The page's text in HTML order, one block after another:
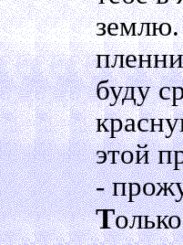
землю.
буду
этой
-
Т